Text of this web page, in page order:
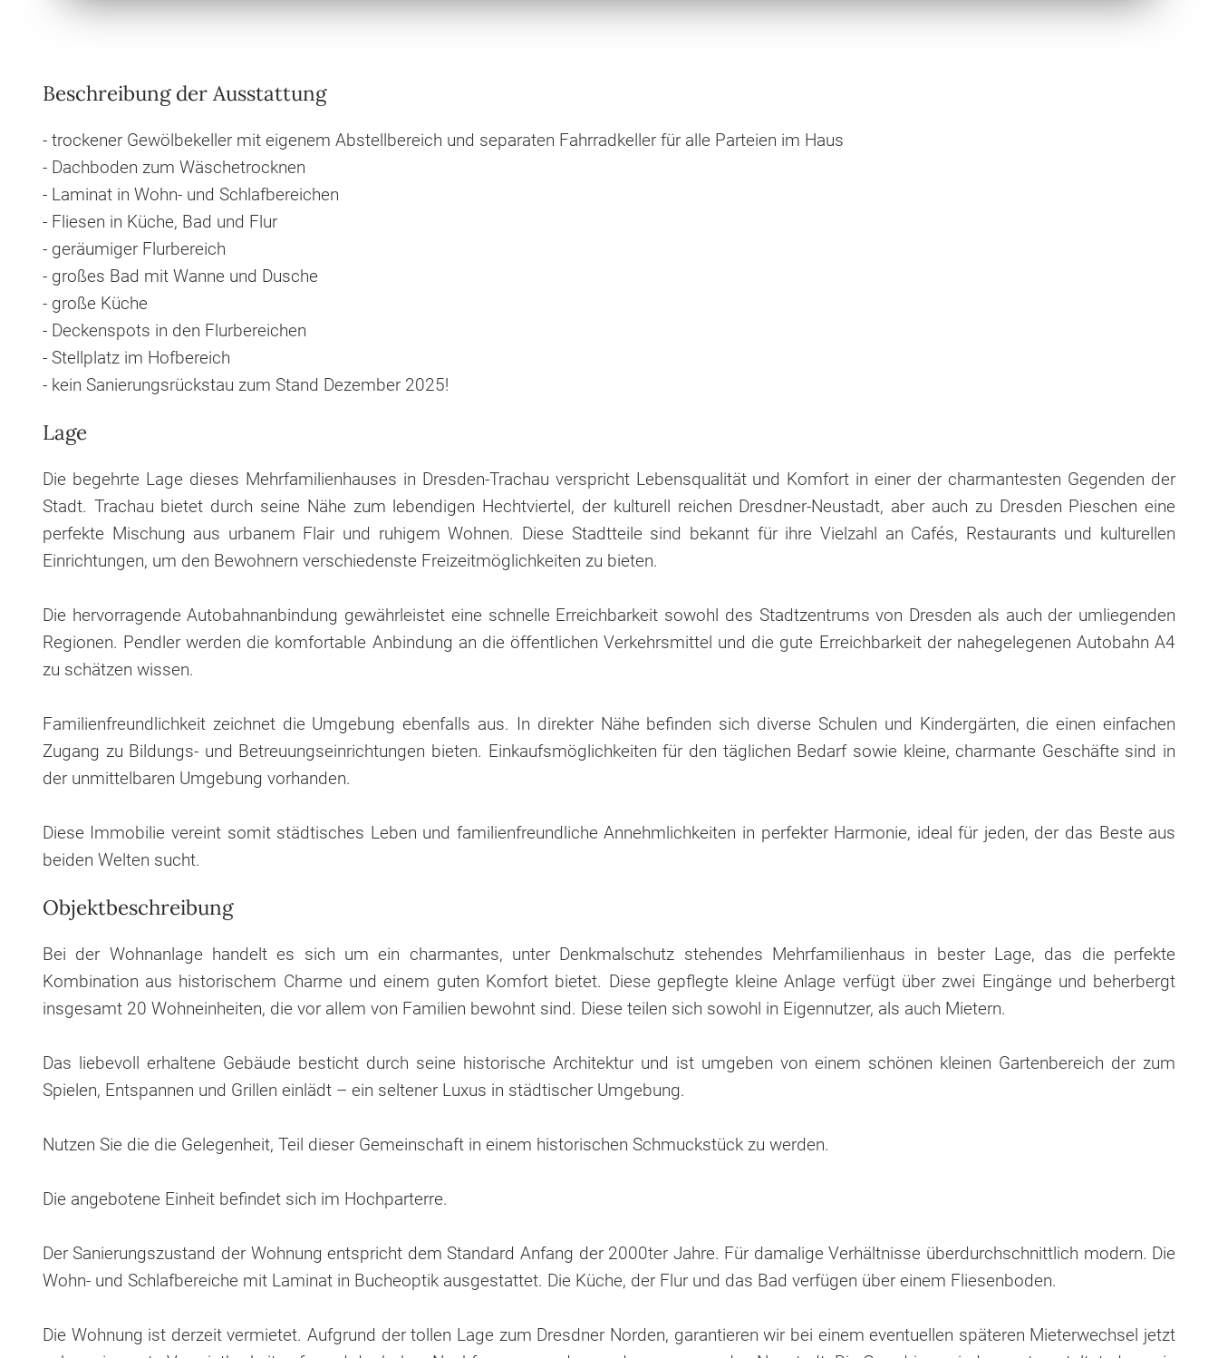
Beschreibung der Ausstattung
- trockener Gewölbekeller mit eigenem Abstellbereich und separaten Fahrradkeller für alle Parteien im Haus
- Dachboden zum Wäschetrocknen
- Laminat in Wohn- und Schlafbereichen
- Fliesen in Küche, Bad und Flur
- geräumiger Flurbereich
- großes Bad mit Wanne und Dusche
- große Küche
- Deckenspots in den Flurbereichen
- Stellplatz im Hofbereich
- kein Sanierungsrückstau zum Stand Dezember 2025!
Lage
Die begehrte Lage dieses Mehrfamilienhauses in Dresden-Trachau verspricht Lebensqualität und Komfort in einer der charmantesten Gegenden der
Stadt. Trachau bietet durch seine Nähe zum lebendigen Hechtviertel, der kulturell reichen Dresdner-Neustadt, aber auch zu Dresden Pieschen eine
perfekte Mischung aus urbanem Flair und ruhigem Wohnen. Diese Stadtteile sind bekannt für ihre Vielzahl an Cafés, Restaurants und kulturellen
Einrichtungen, um den Bewohnern verschiedenste Freizeitmöglichkeiten zu bieten.
Die hervorragende Autobahnanbindung gewährleistet eine schnelle Erreichbarkeit sowohl des Stadtzentrums von Dresden als auch der umliegenden
Regionen. Pendler werden die komfortable Anbindung an die öffentlichen Verkehrsmittel und die gute Erreichbarkeit der nahegelegenen Autobahn A4
zu schätzen wissen.
Familienfreundlichkeit zeichnet die Umgebung ebenfalls aus. In direkter Nähe befinden sich diverse Schulen und Kindergärten, die einen einfachen
Zugang zu Bildungs- und Betreuungseinrichtungen bieten. Einkaufsmöglichkeiten für den täglichen Bedarf sowie kleine, charmante Geschäfte sind in
der unmittelbaren Umgebung vorhanden.
Diese Immobilie vereint somit städtisches Leben und familienfreundliche Annehmlichkeiten in perfekter Harmonie, ideal für jeden, der das Beste aus
beiden Welten sucht.
Objektbeschreibung
Bei der Wohnanlage handelt es sich um ein charmantes, unter Denkmalschutz stehendes Mehrfamilienhaus in bester Lage, das die perfekte
Kombination aus historischem Charme und einem guten Komfort bietet. Diese gepflegte kleine Anlage verfügt über zwei Eingänge und beherbergt
insgesamt 20 Wohneinheiten, die vor allem von Familien bewohnt sind. Diese teilen sich sowohl in Eigennutzer, als auch Mietern.
Das liebevoll erhaltene Gebäude besticht durch seine historische Architektur und ist umgeben von einem schönen kleinen Gartenbereich der zum
Spielen, Entspannen und Grillen einlädt – ein seltener Luxus in städtischer Umgebung.
Nutzen Sie die die Gelegenheit, Teil dieser Gemeinschaft in einem historischen Schmuckstück zu werden.
Die angebotene Einheit befindet sich im Hochparterre.
Der Sanierungszustand der Wohnung entspricht dem Standard Anfang der 2000ter Jahre. Für damalige Verhältnisse überdurchschnittlich modern. Die
Wohn- und Schlafbereiche mit Laminat in Bucheoptik ausgestattet. Die Küche, der Flur und das Bad verfügen über einem Fliesenboden.
Die Wohnung ist derzeit vermietet. Aufgrund der tollen Lage zum Dresdner Norden, garantieren wir bei einem eventuellen späteren Mieterwechsel jetzt